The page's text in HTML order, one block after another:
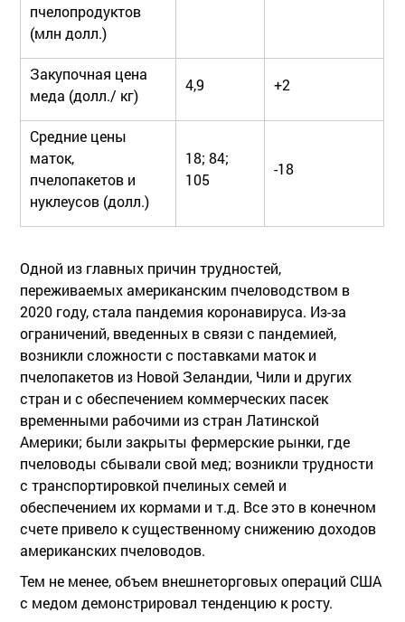
пчелопродуктов
(млн долл.)
Закупочная цена
меда (долл./ кг)
4,9 +2
Средние цены
маток,
пчелопакетов и
нуклеусов (долл.)
18; 84;
105
-18
Одной из главных причин трудностей,
переживаемых американским пчеловодством в
2020 году, стала пандемия коронавируса. Из-за
ограничений, введенных в связи с пандемией,
возникли сложности с поставками маток и
пчелопакетов из Новой Зеландии, Чили и других
стран и с обеспечением коммерческих пасек
временными рабочими из стран Латинской
Америки; были закрыты фермерские рынки, где
пчеловоды сбывали свой мед; возникли трудности
с транспортировкой пчелиных семей и
обеспечением их кормами и т.д. Все это в конечном
счете привело к существенному снижению доходов
американских пчеловодов.
Тем не менее, объем внешнеторговых операций США
с медом демонстрировал тенденцию к росту.